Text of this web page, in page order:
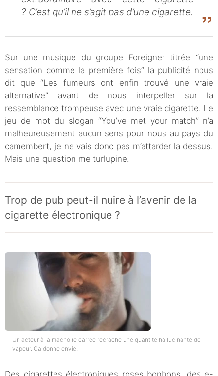
? C’est qu’il ne s’agit pas d’une cigarette.
Sur une musique du groupe Foreigner titrée “une
sensation comme la première fois” la publicité nous
dit que “Les fumeurs ont enfin trouvé une vraie
alternative” avant de nous interpeller sur la
ressemblance trompeuse avec une vraie cigarette. Le
jeu de mot du slogan “You’ve met your match” n’a
malheureusement aucun sens pour nous au pays du
camembert, je ne vais donc pas m’attarder la dessus.
Mais une question me turlupine.
Trop de pub peut-il nuire à l’avenir de la
cigarette électronique ?
Un acteur à la mâchoire carrée recrache une quantité hallucinante de
vapeur. Ca donne envie.